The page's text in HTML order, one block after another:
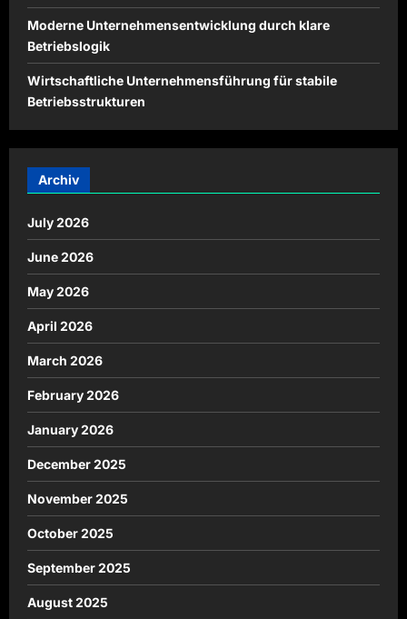
Moderne Unternehmensentwicklung durch klare
Betriebslogik
Wirtschaftliche Unternehmensführung für stabile
Betriebsstrukturen
Archiv
July 2026
June 2026
May 2026
April 2026
March 2026
February 2026
January 2026
December 2025
November 2025
October 2025
September 2025
August 2025